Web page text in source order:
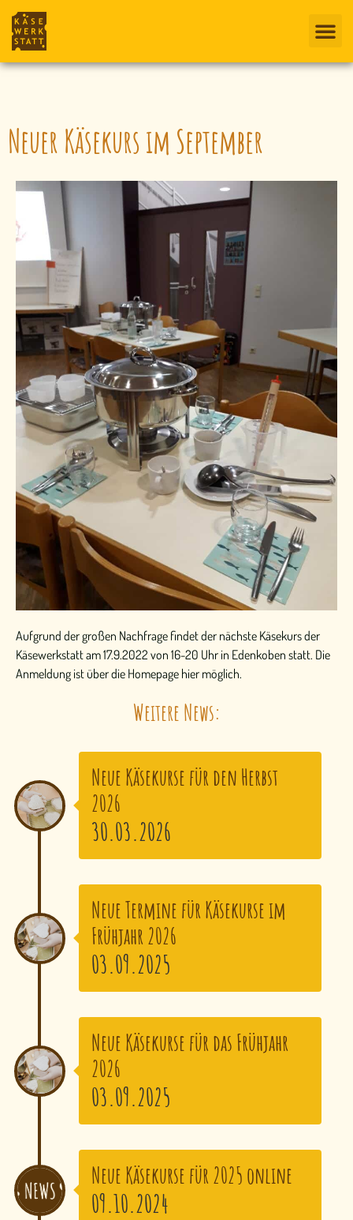
Neuer Käsekurs im September
Aufgrund der großen Nachfrage findet der nächste Käsekurs der
Käsewerkstatt am 17.9.2022 von 16-20 Uhr in Edenkoben statt. Die
Anmeldung ist über die Homepage hier möglich.
Weitere News:
Neue Käsekurse für den Herbst
2026
30.03.2026
Neue Termine für Käsekurse im
Frühjahr 2026
03.09.2025
Neue Käsekurse für das Frühjahr
2026
03.09.2025
Neue Käsekurse für 2025 online
09.10.2024